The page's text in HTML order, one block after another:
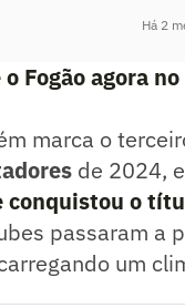
Há 2
Fogão agora
marca o
de 2024,
conquistou o
passaram a
um